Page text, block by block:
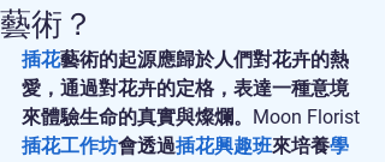
藝術？
插花藝術的起源應歸於人們對花卉的熱
愛，通過對花卉的定格，表達一種意境
來體驗生命的真實與燦爛。Moon Florist
插花工作坊會透過插花興趣班來培養學